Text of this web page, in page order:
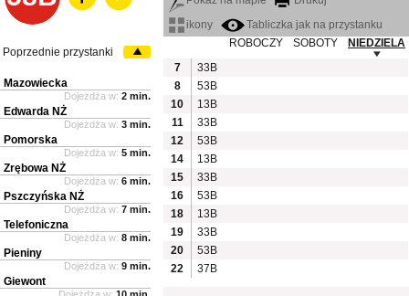
ikony
Tabliczka jak na przystanku
ROBOCZY
SOBOTY
NIEDZIELA
7
33B
8
53B
10
13B
11
33B
12
53B
14
13B
15
33B
16
53B
18
13B
19
33B
20
53B
22
37B
Poprzednie przystanki
Mazowiecka
Dojeżdża w: 2 min.
Edwarda NŻ
Dojeżdża w: 3 min.
Pomorska
Dojeżdża w: 5 min.
Zrębowa NŻ
Dojeżdża w: 6 min.
Pszczyńska NŻ
Dojeżdża w: 7 min.
Telefoniczna
Dojeżdża w: 8 min.
Pieniny
Dojeżdża w: 9 min.
Giewont